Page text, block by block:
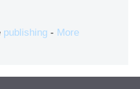
publishing - More